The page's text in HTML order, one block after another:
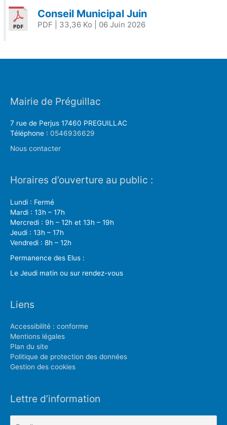
Conseil Municipal Juin
PDF | 33,36 Ko | 06 Juin 2026
Mairie de Préguillac
7 rue de Perjus 17460 PREGUILLAC
Téléphone : 0546936629
Nous contacter
Horaires d’ouverture au public :
Lundi : Fermé
Mardi : 13h – 17h
Mercredi : 9h – 12h et 13h – 19h
Jeudi : 13h – 17h
Vendredi : 8h – 12h
Permanence des Elus :
Le Jeudi matin ou sur rendez-vous
Liens
Accessibilité : conforme
Mentions légales
Plan du site
Politique de protection des données
Gestion des cookies
Lettre d’information